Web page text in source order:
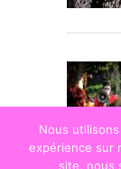
Nous
expérience sur
site, nous